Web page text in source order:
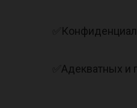
✅Адекватных